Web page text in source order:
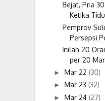
Bejat, Pria
Ketika
Pemprov
Persepsi
Inilah 20
per 20
► Mar 22 (30)
► Mar 23 (32)
► Mar 24 (27)